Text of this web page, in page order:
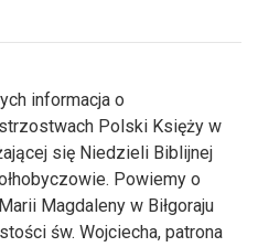
informacja o
Polski Księży w
się Niedzieli Biblijnej
Powiemy o
Magdaleny w Biłgoraju
św. Wojciecha, patrona